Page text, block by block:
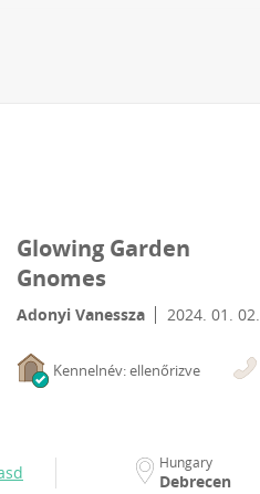
Glowing Garden
Gnomes
Adonyi Vanessza 2024. 01. 02.
Kennelnév: ellenőrizve
Hungary
Debrecen